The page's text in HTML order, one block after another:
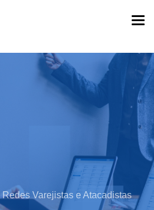
Varejistas e Atacadistas